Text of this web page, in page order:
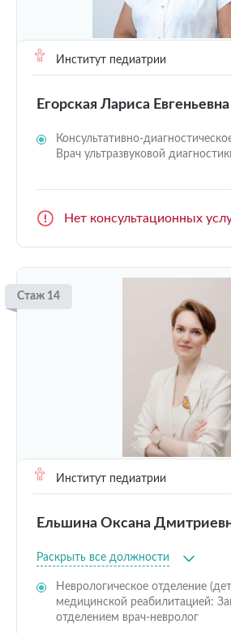
Институт педиатрии
Егорская Лариса Евгеньевна
Консультативно-
Врач ультразвуковой
Нет консультационных
Стаж 14
Институт педиатрии
Ельшина Оксана
Раскрыть все должности
Неврологическое отделение
медицинской реабилитацией:
отделением врач-невролог